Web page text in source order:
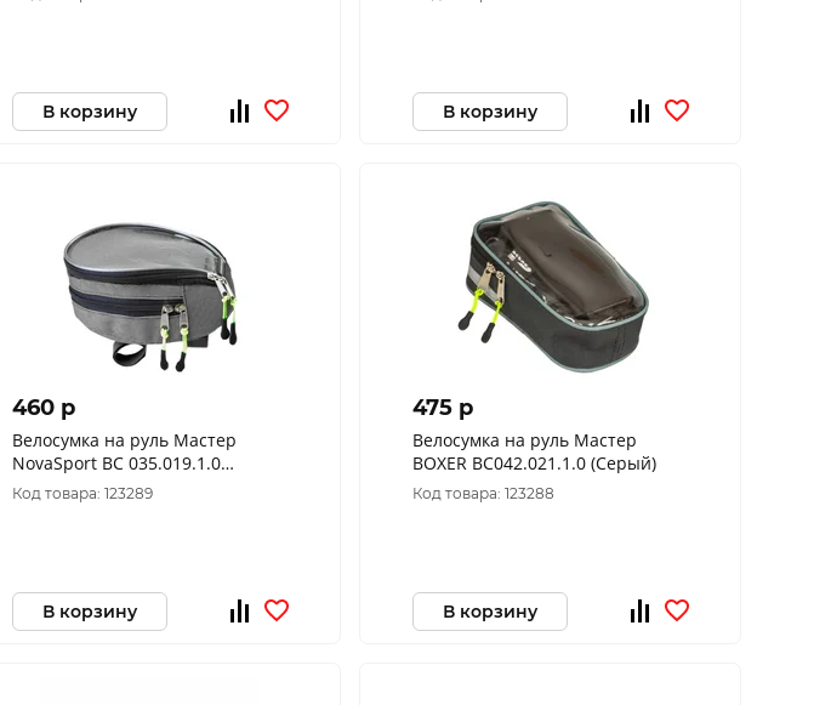
270081
В корзину В корзину
460 p
Велосумка на руль Мастер
NovaSport ВС 035.019.1.0
(Серый)
Код товара: 123289
В корзину
475 p
Велосумка на руль Мастер
BOXER ВС042.021.1.0 (Серый)
Код товара: 123288
В корзину